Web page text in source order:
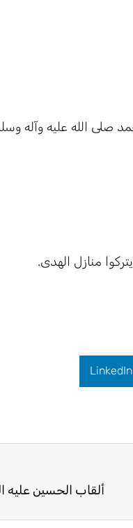
صلى الله عليه وآله
منازل الهدى.
LinkedIn
ألقاب الحسين عليه